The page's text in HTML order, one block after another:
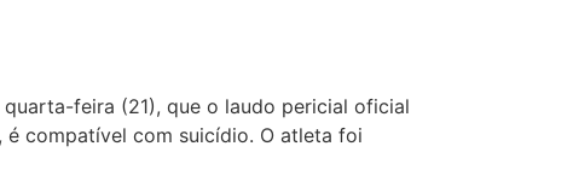
feira (21), que o laudo pericial oficial
compatível com suicídio. O atleta foi